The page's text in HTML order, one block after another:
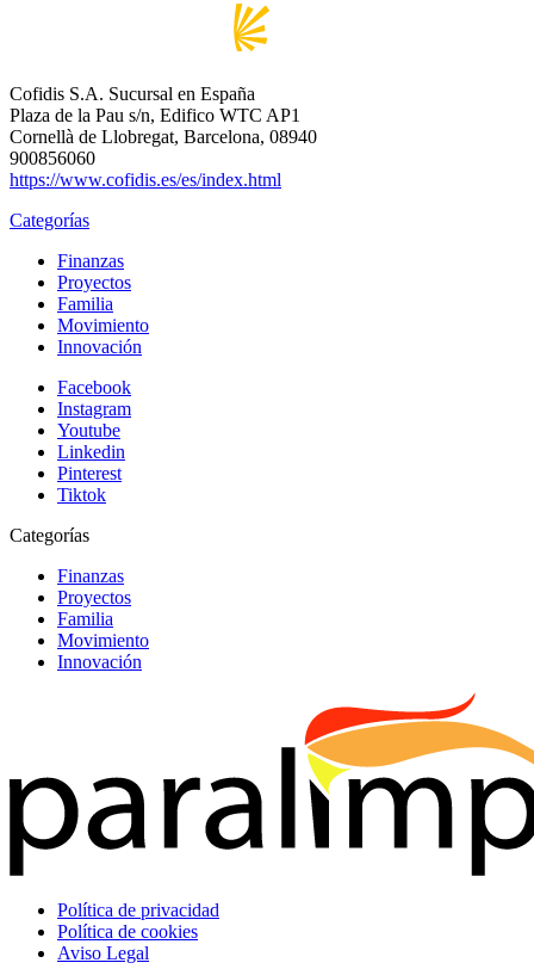
Cofidis S.A. Sucursal en España
Plaza de la Pau s/n, Edifico WTC AP1
Cornellà de Llobregat, Barcelona, 08940
900856060
https://www.cofidis.es/es/index.html
Categorías
Finanzas
Proyectos
Familia
Movimiento
Innovación
Facebook
Instagram
Youtube
Linkedin
Pinterest
Tiktok
Categorías
Finanzas
Proyectos
Familia
Movimiento
Innovación
Política de privacidad
Política de cookies
Aviso Legal